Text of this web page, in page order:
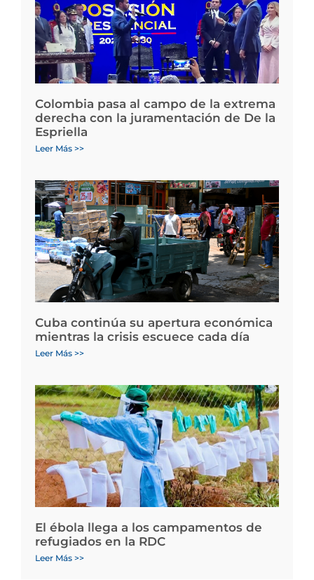
Colombia pasa al campo de la extrema
derecha con la juramentación de De la
Espriella
Leer Más >>
Cuba continúa su apertura económica
mientras la crisis escuece cada día
Leer Más >>
El ébola llega a los campamentos de
refugiados en la RDC
Leer Más >>